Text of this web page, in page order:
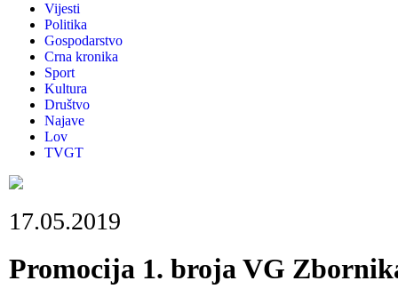
Vijesti
Politika
Gospodarstvo
Crna kronika
Sport
Kultura
Društvo
Najave
Lov
TVGT
17.05.2019
Promocija 1. broja VG